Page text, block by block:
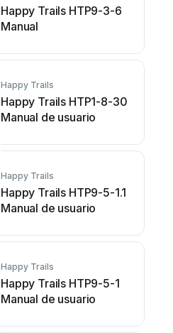
Happy Trails HTP9-3-6
Manual
Happy Trails
Happy Trails HTP1-8-30
Manual de usuario
Happy Trails
Happy Trails HTP9-5-1.1
Manual de usuario
Happy Trails
Happy Trails HTP9-5-1
Manual de usuario